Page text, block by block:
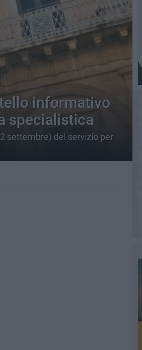
informativo
specialistica
settembre) del servizio per